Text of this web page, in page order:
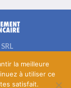
la meilleure
à utiliser ce
satisfait.